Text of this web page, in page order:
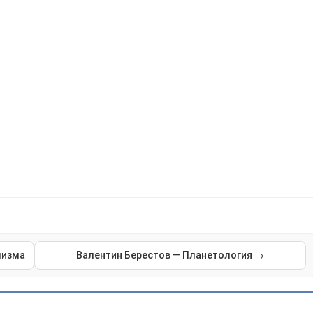
Валентин Берестов — Планетология →